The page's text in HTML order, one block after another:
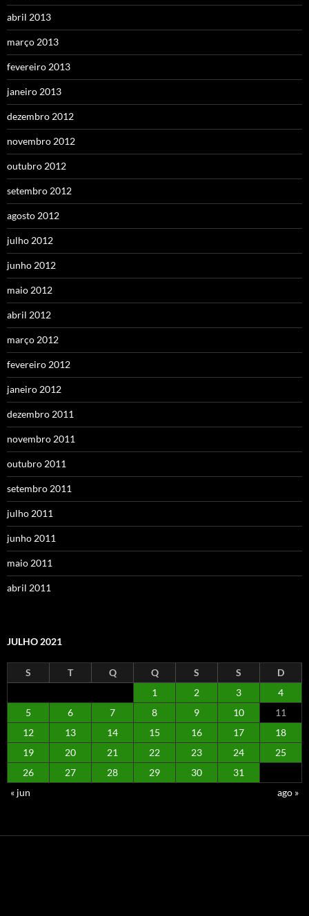
abril 2013
março 2013
fevereiro 2013
janeiro 2013
dezembro 2012
novembro 2012
outubro 2012
setembro 2012
agosto 2012
julho 2012
junho 2012
maio 2012
abril 2012
março 2012
fevereiro 2012
janeiro 2012
dezembro 2011
novembro 2011
outubro 2011
setembro 2011
julho 2011
junho 2011
maio 2011
abril 2011
JULHO 2021
S T Q Q S S
D
1
2 3
4
5
6 7 8 9 10
11
12
13 14 15 16 17
18
19
20 21 22 23 24
25
26
27 28 29 30
31
« jun
ago »